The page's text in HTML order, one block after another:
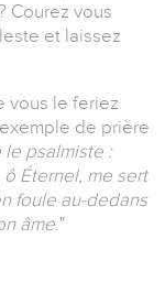
Courez vous
et laissez
vous le feriez
de prière
le psalmiste :
Éternel, me sert
foule au-dedans
âme."